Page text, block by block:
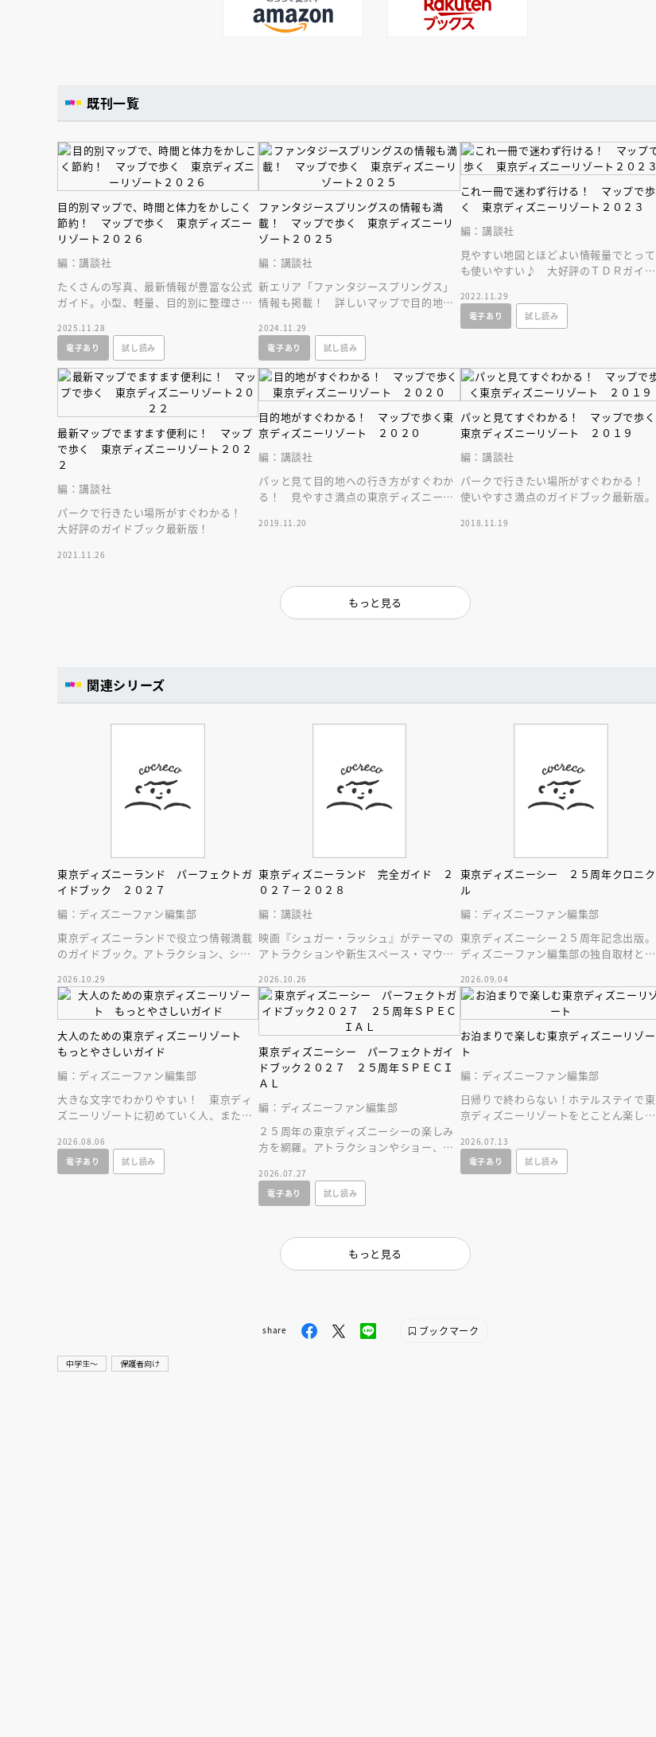
既刊一覧
目的別マップで、時間と体力をかしこく
節約！ マップで歩く 東京ディズニー
リゾート２０２６
編：講談社
たくさんの写真、最新情報が豊富な公式
ガイド。小型、軽量、目的別に整理され
セラー最新版！
2025.11.28
電子あり
試し読み
ファンタジースプリングスの情報も満
載！ マップで歩く 東京ディズニーリ
ゾート２０２５
編：講談社
新エリア「ファンタジースプリングス」
情報も掲載！ 詳しいマップで目的地に
版！
2024.11.29
電子あり
試し読み
これ一冊で迷わず行ける！ マップで歩
く 東京ディズニーリゾート２０２３
編：講談社
見やすい地図とほどよい情報量でとって
も使いやすい♪ 大好評のＴＤＲガイド
2022.11.29
電子あり
試し読み
最新マップでますます便利に！ マップ
で歩く 東京ディズニーリゾート２０２
２
編：講談社
パークで行きたい場所がすぐわかる！
大好評のガイドブック最新版！
2021.11.26
目的地がすぐわかる！ マップで歩く東
京ディズニーリゾート ２０２０
編：講談社
パッと見て目的地への行き方がすぐわか
る！ 見やすさ満点の東京ディズニーリ
2019.11.20
パッと見てすぐわかる！ マップで歩く
東京ディズニーリゾート ２０１９
編：講談社
パークで行きたい場所がすぐわかる！
使いやすさ満点のガイドブック最新版。
2018.11.19
もっと見る
関連シリーズ
東京ディズニーランド パーフェクトガ
イドブック ２０２７
編：ディズニーファン編集部
東京ディズニーランドで役立つ情報満載
のガイドブック。アトラクション、ショ
2026.10.29
東京ディズニーランド 完全ガイド ２
０２７－２０２８
編：講談社
映画『シュガー・ラッシュ』がテーマの
アトラクションや新生スペース・マウン
新情報をお届け！
2026.10.26
東京ディズニーシー ２５周年クロニク
ル
編：ディズニーファン編集部
東京ディズニーシー２５周年記念出版。
ディズニーファン編集部の独自取材と秘
５年史！
2026.09.04
大人のための東京ディズニーリゾート
もっとやさしいガイド
編：ディズニーファン編集部
大きな文字でわかりやすい！ 東京ディ
ズニーリゾートに初めていく人、または
ブック。
2026.08.06
電子あり
試し読み
東京ディズニーシー パーフェクトガイ
ドブック２０２７ ２５周年ＳＰＥＣＩ
ＡＬ
編：ディズニーファン編集部
２５周年の東京ディズニーシーの楽しみ
方を網羅。アトラクションやショー、レ
すいマップつき！
2026.07.27
電子あり
試し読み
お泊まりで楽しむ東京ディズニーリゾー
ト
編：ディズニーファン編集部
日帰りで終わらない！ホテルステイで東
京ディズニーリゾートをとことん楽しむ
2026.07.13
電子あり
試し読み
もっと見る
share ブックマーク
中学生〜 保護者向け
えほん通信